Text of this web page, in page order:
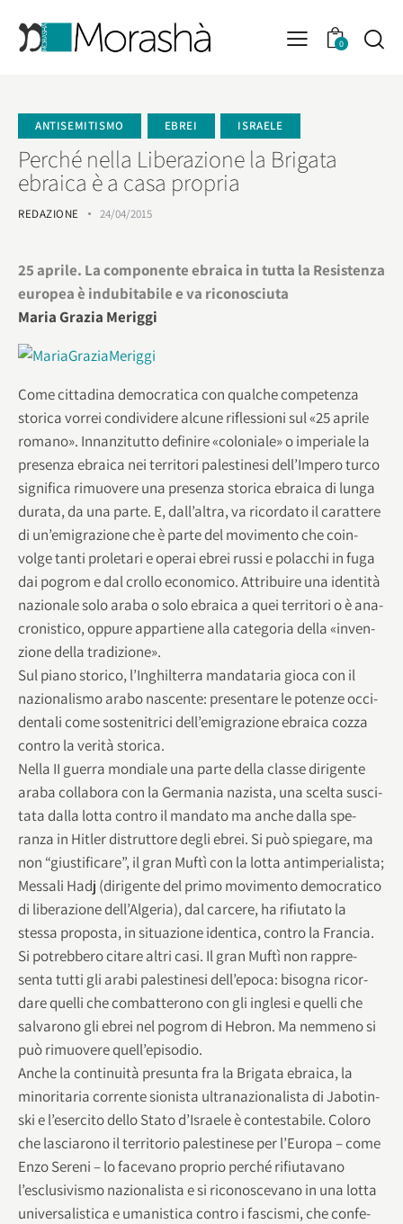
0
ANTISEMITISMO EBREI ISRAELE
Perché nella Liberazione la Brigata
ebraica è a casa propria
REDAZIONE 24/04/2015
25 aprile. La componente ebraica in tutta la Resistenza
europea è indubitabile e va riconosciuta
Maria Grazia Meriggi
Come cit­ta­dina demo­cra­tica con qual­che com­pe­tenza
sto­rica vor­rei con­di­vi­dere alcune rifles­sioni sul «25 aprile
romano». Innan­zi­tutto defi­nire «colo­niale» o impe­riale la
pre­senza ebraica nei ter­ri­tori pale­sti­nesi dell’Impero turco
signi­fica rimuo­vere una pre­senza sto­rica ebraica di lunga
durata, da una parte. E, dall’altra, va ricor­dato il carat­tere
di un’emigrazione che è parte del movi­mento che coin­
volge tanti pro­le­tari e ope­rai ebrei russi e polac­chi in fuga
dai pogrom e dal crollo eco­no­mico. Attri­buire una iden­tità
nazio­nale solo araba o solo ebraica a quei ter­ri­tori o è ana­
cro­ni­stico, oppure appar­tiene alla cate­go­ria della «inven­
zione della tradizione».
Sul piano sto­rico, l’Inghilterra man­da­ta­ria gioca con il
nazio­na­li­smo arabo nascente: pre­sen­tare le potenze occi­
den­tali come soste­ni­trici dell’emigrazione ebraica cozza
con­tro la verità storica.
Nella II guerra mon­diale una parte della classe diri­gente
araba col­la­bora con la Ger­ma­nia nazi­sta, una scelta susci­
tata dalla lotta con­tro il man­dato ma anche dalla spe­
ranza in Hitler distrut­tore degli ebrei. Si può spie­gare, ma
non “giu­sti­fi­care”, il gran Muftì con la lotta antim­pe­ria­li­sta;
Mes­sali Hadj (diri­gente del primo movi­mento demo­cra­tico
di libe­ra­zione dell’Algeria), dal car­cere, ha rifiu­tato la
stessa pro­po­sta, in situa­zione iden­tica, con­tro la Francia.
Si potreb­bero citare altri casi. Il gran Muftì non rap­pre­
senta tutti gli arabi pale­sti­nesi dell’epoca: biso­gna ricor­
dare quelli che com­bat­te­rono con gli inglesi e quelli che
sal­va­rono gli ebrei nel pogrom di Hebron. Ma nem­meno si
può rimuo­vere quell’episodio.
Anche la con­ti­nuità pre­sunta fra la Bri­gata ebraica, la
mino­ri­ta­ria cor­rente sio­ni­sta ultra­na­zio­na­li­sta di Jabo­tin­
ski e l’esercito dello Stato d’Israele è con­te­sta­bile. Coloro
che lascia­rono il ter­ri­to­rio pale­sti­nese per l’Europa – come
Enzo Sereni – lo face­vano pro­prio per­ché rifiu­ta­vano
l’esclusivismo nazio­na­li­sta e si rico­no­sce­vano in una lotta
uni­ver­sa­li­stica e uma­ni­stica con­tro i fasci­smi, che con­fe­